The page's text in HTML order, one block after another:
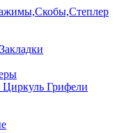
Грифели